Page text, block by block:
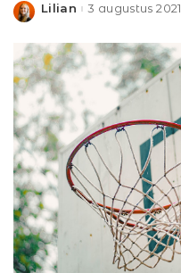
Posted
Lilian 3 augustus 2021